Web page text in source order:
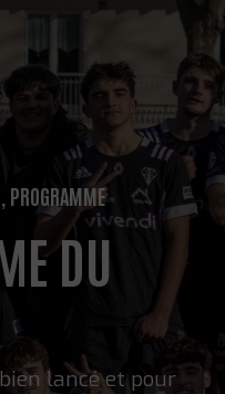
PROGRAMME
DU
lancé et pour